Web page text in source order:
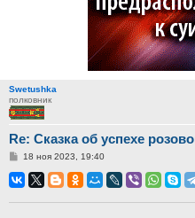
Swetushka
полковник
Re: Сказка об успехе
Сообщение
18 ноя 2023, 19:40